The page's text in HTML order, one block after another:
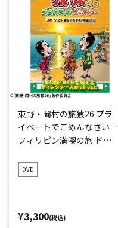
東野・岡村の旅猿26 プラ
イベートでごめんなさい…
フィリピン満喫の旅 ドキ
DVD
¥3,300(税込)